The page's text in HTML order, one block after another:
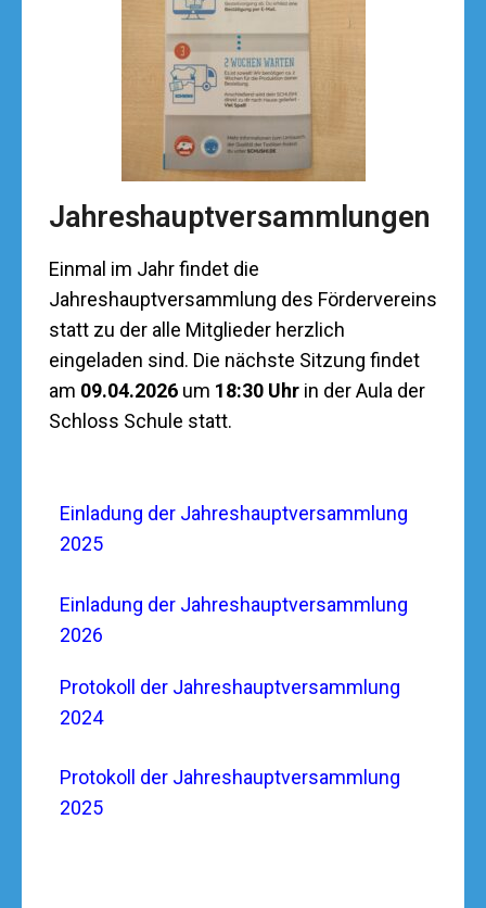
Jahreshauptversammlungen
Einmal im Jahr findet die
Jahreshauptversammlung des Fördervereins
statt zu der alle Mitglieder herzlich
eingeladen sind. Die nächste Sitzung findet
am 09.04.2026 um 18:30 Uhr in der Aula der
Schloss Schule statt.
Einladung der Jahreshauptversammlung
2025
Einladung der Jahreshauptversammlung
2026
Protokoll der Jahreshauptversammlung
2024
Protokoll der Jahreshauptversammlung
2025